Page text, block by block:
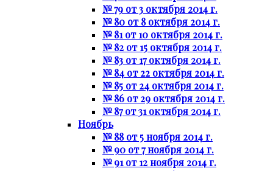
№ 79 от 3 октября 2014 г.
№ 80 от 8 октября 2014 г.
№ 81 от 10 октября 2014 г.
№ 82 от 15 октября 2014 г.
№ 83 от 17 октября 2014 г.
№ 84 от 22 октября 2014 г.
№ 85 от 24 октября 2014 г.
№ 86 от 29 октября 2014 г.
№ 87 от 31 октября 2014 г.
Ноябрь
№ 88 от 5 ноября 2014 г.
№ 90 от 7 ноября 2014 г.
№ 91 от 12 ноября 2014 г.